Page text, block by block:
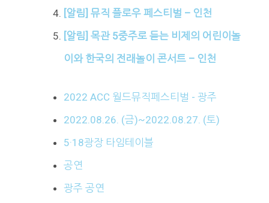
[알림] 뮤직 플로우 페스티벌 – 인천
[알림] 목관 5중주로 듣는 비제의 어린이놀
이와 한국의 전래놀이 콘서트 – 인천
2022 ACC 월드뮤직페스티벌 - 광주
2022.08.26. (금)~2022.08.27. (토)
5·18광장 타임테이블
공연
광주 공연